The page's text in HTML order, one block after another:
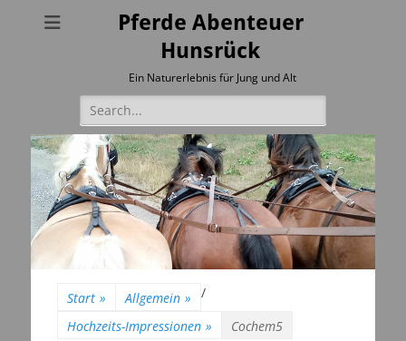
Pferde Abenteuer
Hunsrück
Ein Naturerlebnis für Jung und Alt
Suchen
nach:
Start » Allgemein »
/
Hochzeits-Impressionen » Cochem5